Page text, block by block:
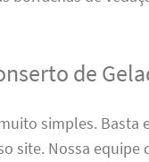
de
simples.
site. Nossa equipe